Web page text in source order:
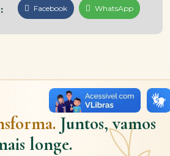
Facebook WhatsApp
Juntos, vamos
longe.